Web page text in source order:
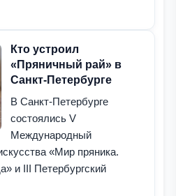
Кто устроил
«Пряничный рай» в
Санкт-Петербурге
В Санкт-Петербурге
состоялись V
Международный
«Мир пряника.
и III Петербургский